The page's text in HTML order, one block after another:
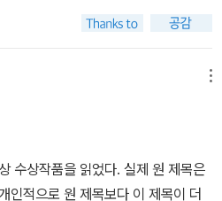
더욱 심각한 상태에 처해 있다. 이
의미와 함께 ‘종속’이란 의미도 있
으로 포함된 제목이지 않을까. 마치
있듯. 아니 달이 지구를 그토록 사
서도 더 이상 가까워지면 안 되듯. 우
다. 사랑하지만, 가까워지면 탈이 난
였기에 자연스럽지 않고 너무나 힘
것이 다른 지구에 대해 꿈꾸고 상상
치 못한 사고로 인해 조금 빨리 지구
이지 정도의 다소 긴 소설이다. SF
읽다 보니 소재와 주제가 다 거기서
대하고 읽기 시작한 책은 아니었다.
우주복 표지가 무척 인사적이었고
'이었기에 거부감 없이 읽기 시작했
수상작품을 읽었다. 실제 원 제목은
인적으로 원 제목보다 이 제목이 더